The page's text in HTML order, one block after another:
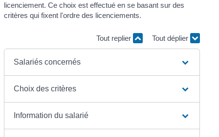
licenciement. Ce choix est effectué en se basant sur des
critères qui fixent l'ordre des licenciements.
Tout replier Tout déplier
Salariés concernés
Choix des critères
Information du salarié